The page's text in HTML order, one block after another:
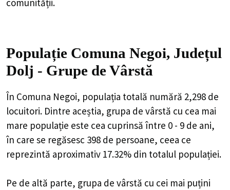
comunității.
Populație Comuna Negoi, Județul
Dolj - Grupe de Vârstă
În Comuna Negoi, populația totală numără 2,298 de
locuitori. Dintre aceștia, grupa de vârstă cu cea mai
mare populație este cea cuprinsă între 0 - 9 de ani,
în care se regăsesc 398 de persoane, ceea ce
reprezintă aproximativ 17.32% din totalul populației.
Pe de altă parte, grupa de vârstă cu cei mai puțini